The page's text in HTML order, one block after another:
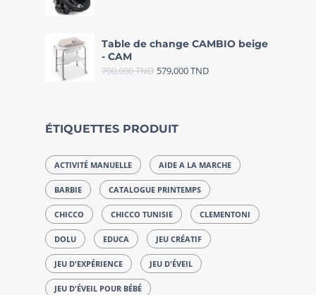
Table de change CAMBIO beige
- CAM
700,000TND 579,000TND
ÉTIQUETTES PRODUIT
ACTIVITÉ MANUELLE AIDE A LA MARCHE
BARBIE CATALOGUE PRINTEMPS
CHICCO CHICCO TUNISIE CLEMENTONI
DOLU EDUCA JEU CRÉATIF
JEU D'EXPÉRIENCE JEU D'ÉVEIL
JEU D'ÉVEIL POUR BÉBÉ